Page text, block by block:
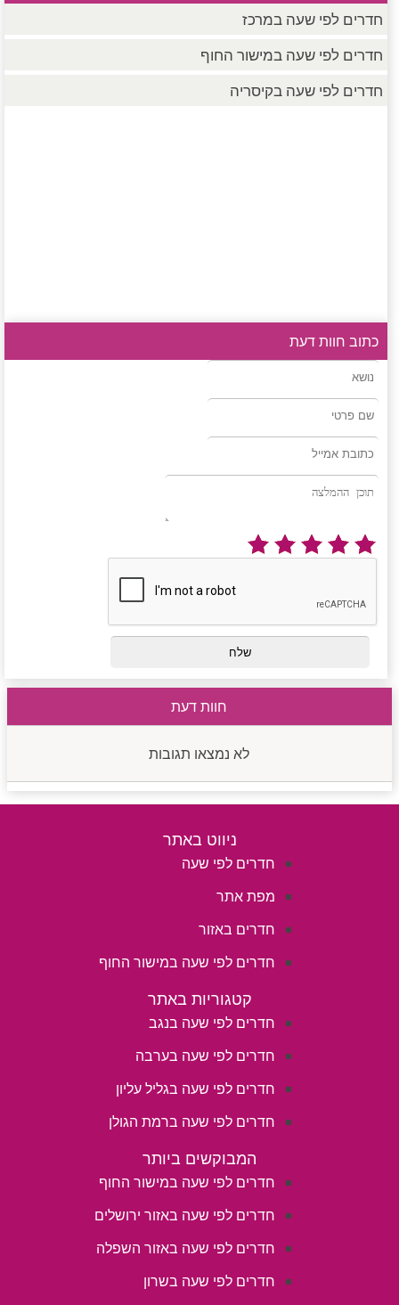
חדרים לפי שעה במרכז
חדרים לפי שעה במישור החוף
חדרים לפי שעה בקיסריה
כתוב חוות דעת
חוות דעת
לא נמצאו תגובות
ניווט באתר
חדרים לפי שעה
מפת אתר
חדרים באזור
חדרים לפי שעה במישור החוף
קטגוריות באתר
חדרים לפי שעה בנגב
חדרים לפי שעה בערבה
חדרים לפי שעה בגליל עליון
חדרים לפי שעה ברמת הגולן
המבוקשים ביותר
חדרים לפי שעה במישור החוף
חדרים לפי שעה באזור ירושלים
חדרים לפי שעה באזור השפלה
חדרים לפי שעה בשרון